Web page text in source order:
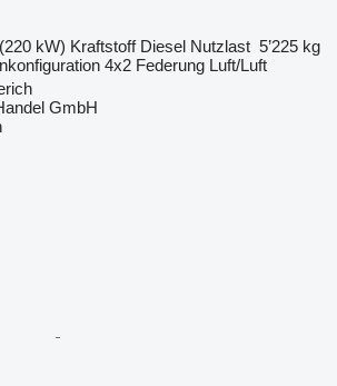
kW) Kraftstoff Diesel Nutzlast 5’225 kg
4x2 Federung Luft/Luft
GmbH